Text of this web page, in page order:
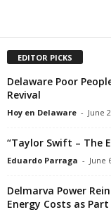
EDITOR PICKS
Delaware Poor
Revival
Hoy en Delaware - June
“Taylor Swift – The
Eduardo Parraga - June
Delmarva Power
Energy Costs as